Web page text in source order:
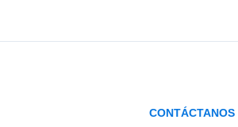
CONTÁCTANOS